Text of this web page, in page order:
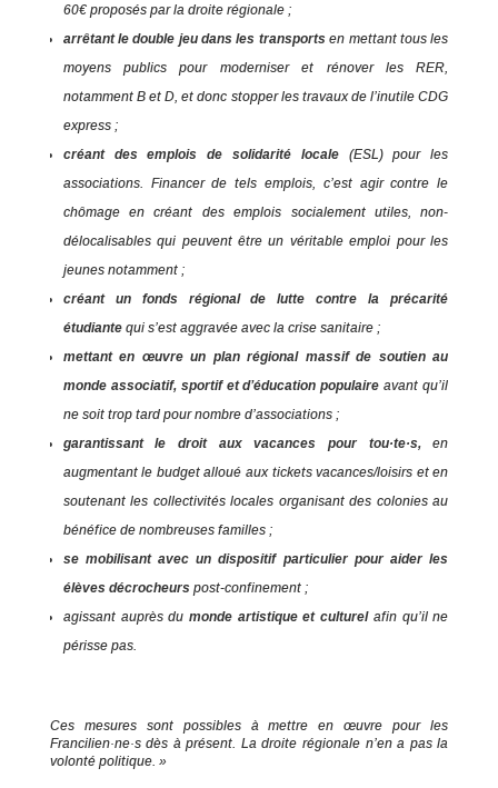
60€ proposés par la droite régionale ;
arrêtant le double jeu dans les transports en mettant tous les
moyens publics pour moderniser et rénover les RER,
notamment B et D, et donc stopper les travaux de l’inutile CDG
express ;
créant des emplois de solidarité locale
(ESL) pour les
associations. Financer de tels emplois, c’est agir contre le
chômage en créant des emplois socialement utiles, non-
délocalisables qui peuvent être un véritable emploi pour les
jeunes notamment ;
créant un fonds régional de lutte contre la précarité
étudiante qui s’est aggravée avec la crise sanitaire ;
mettant en œuvre un plan régional massif de soutien au
monde associatif, sportif et d’éducation populaire avant qu’il
ne soit trop tard pour nombre d’associations ;
garantissant le droit aux vacances pour tou·te·s,
en
augmentant le budget alloué aux tickets vacances/loisirs et en
soutenant les collectivités locales organisant des colonies au
bénéfice de nombreuses familles ;
se mobilisant avec un dispositif particulier pour aider les
élèves décrocheurs post-confinement ;
agissant auprès du monde artistique et culturel afin qu’il ne
périsse pas.
Ces mesures sont possibles à mettre en œuvre pour les
Francilien·ne·s dès à présent. La droite régionale n’en a pas la
volonté politique. »